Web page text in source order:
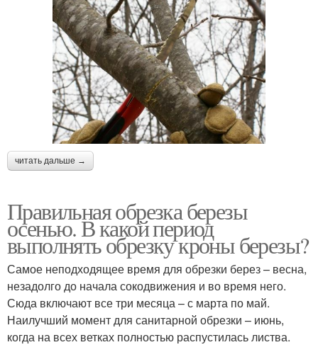
читать дальше →
Правильная обрезка березы
осенью. В какой период
выполнять обрезку кроны березы?
Самое неподходящее время для обрезки берез – весна,
незадолго до начала сокодвижения и во время него.
Сюда включают все три месяца – с марта по май.
Наилучший момент для санитарной обрезки – июнь,
когда на всех ветках полностью распустилась листва.